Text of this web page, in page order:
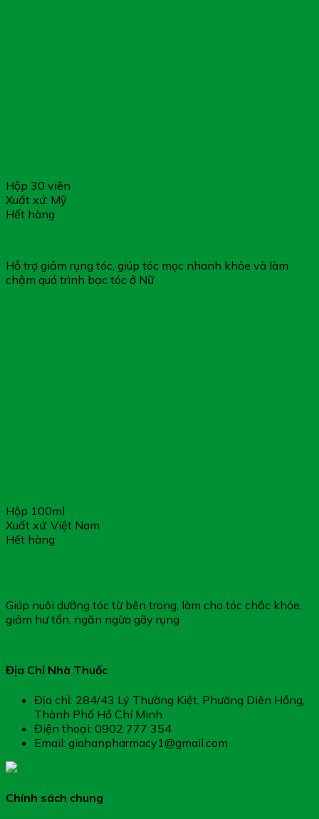
Hộp 30 viên
Xuất xứ: Mỹ
Hết hàng
Hỗ trợ giảm rụng tóc, giúp tóc mọc nhanh khỏe và làm
chậm quá trình bạc tóc ở Nữ
Hộp 100ml
Xuất xứ: Việt Nam
Hết hàng
Giúp nuôi dưỡng tóc từ bên trong, làm cho tóc chắc khỏe,
giảm hư tổn, ngăn ngừa gãy rụng
Địa Chỉ Nhà Thuốc
Địa chỉ: 284/43 Lý Thường Kiệt, Phường Diên Hồng,
Thành Phố Hồ Chí Minh
Điện thoại: 0902 777 354
Email: giahanpharmacy1@gmail.com
Chính sách chung